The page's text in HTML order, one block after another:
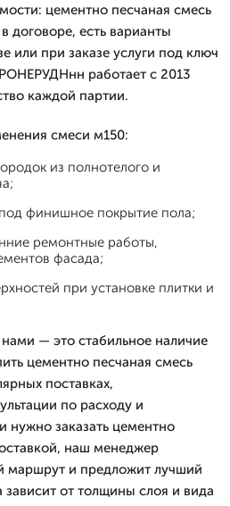
цементно песчаная смесь
договоре, есть варианты
или при заказе услуги под ключ
работает с 2013
каждой партии.
смеси м150:
из полнотелого и
финишное покрытие пола;
ремонтные работы,
фасада;
при установке плитки и
— это стабильное наличие
цементно песчаная смесь
поставках,
по расходу и
нужно заказать цементно
наш менеджер
маршрут и предложит лучший
зависит от толщины слоя и вида